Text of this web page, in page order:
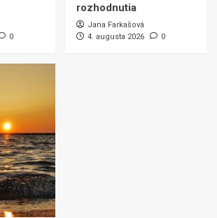
0
rozhodnutia
Jana Farkašová
4. augusta 2026
0